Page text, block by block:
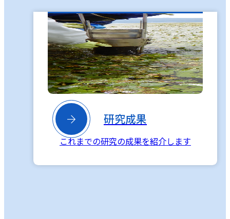
 研究成果
これまでの研究の成果を紹介します